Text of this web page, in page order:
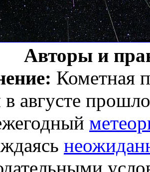
Авторы и
Кометная
августе